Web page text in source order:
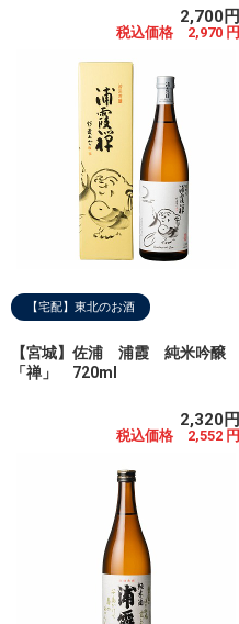
2,700円
税込価格 2,970 円
【宅配】東北のお酒
【宮城】佐浦 浦霞 純米吟醸
「禅」 720ml
2,320円
税込価格 2,552 円